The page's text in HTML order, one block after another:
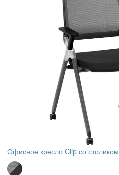
Офисное кресло Clip со столиком